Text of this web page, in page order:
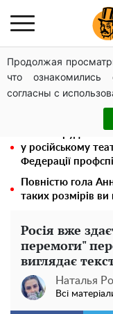
Продолжая
что
согласны с
На Подолі
рекреації
Новий притулок
Новинського
у російському
Федерації
Повністю гола
таких розмірів
Росія вже
перемоги"
виглядає
Наталья
Всі